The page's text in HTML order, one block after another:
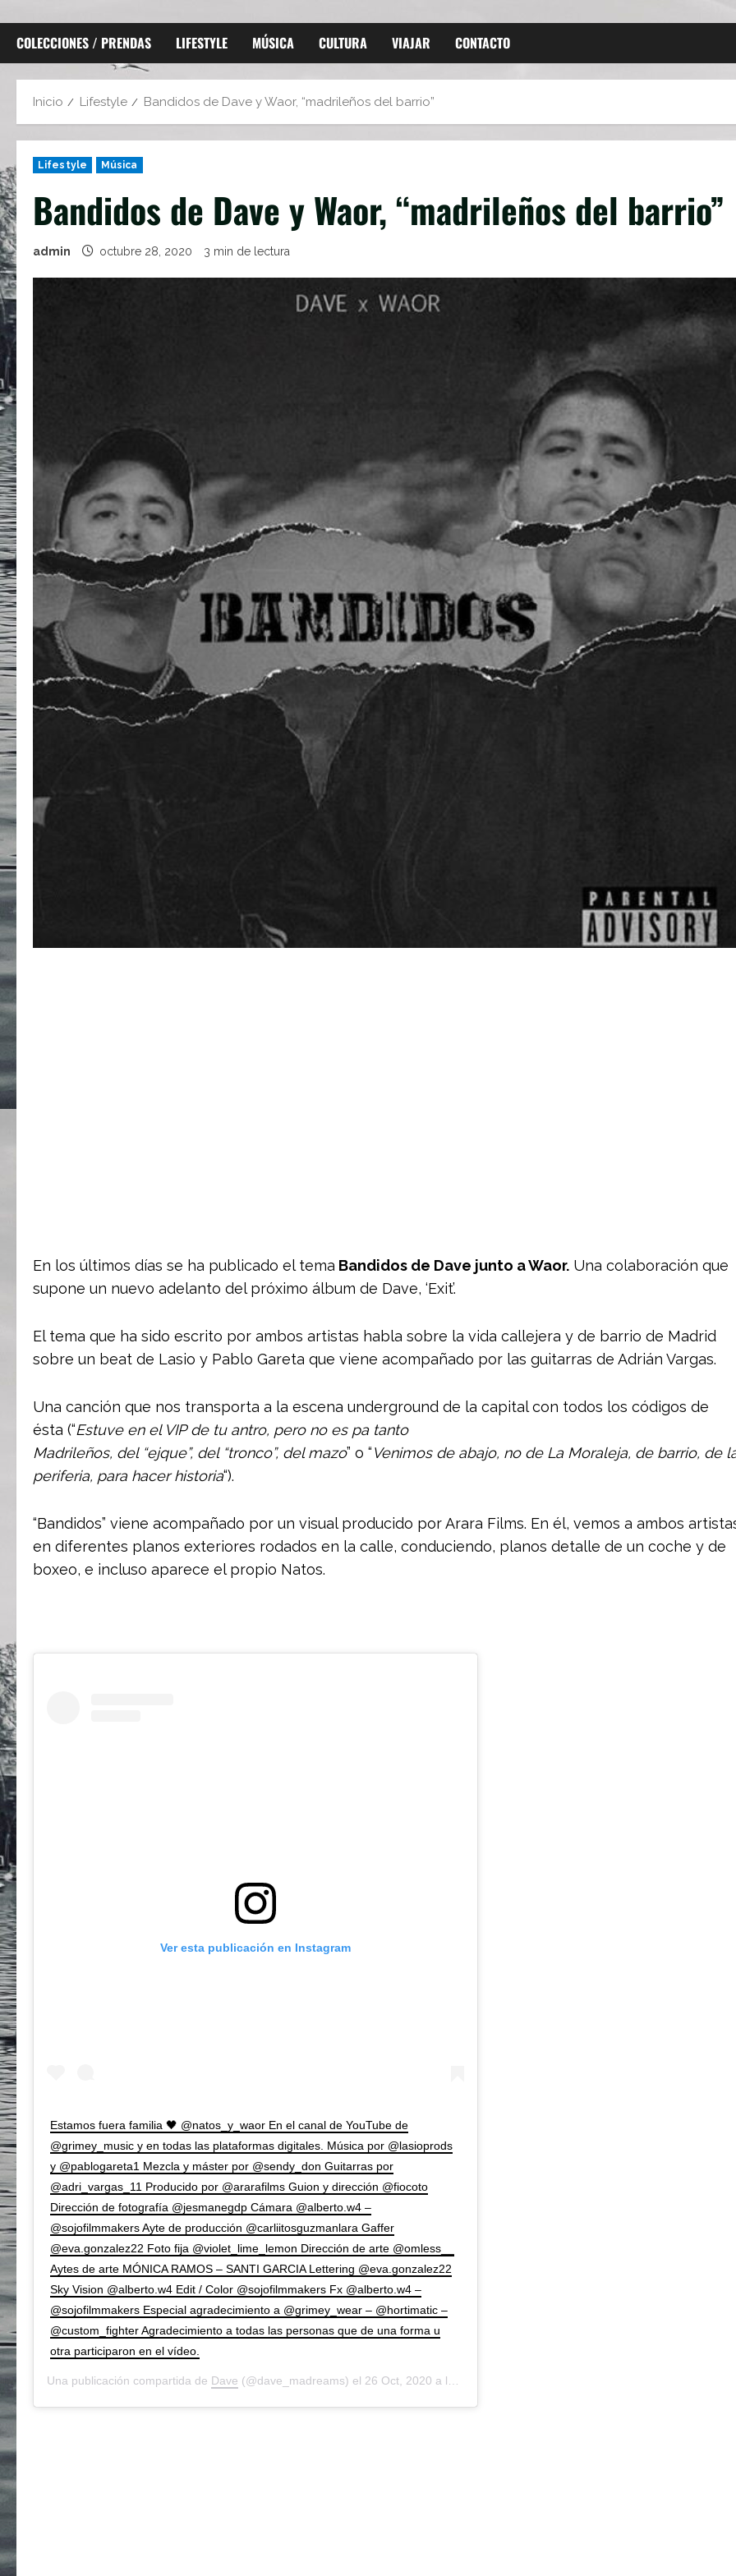
COLECCIONES / PRENDAS LIFESTYLE MÚSICA CULTURA VIAJAR CONTACTO
Inicio Lifestyle Bandidos de Dave y Waor, “madrileños del barrio”
Lifestyle Música
Bandidos de Dave y Waor, “madrileños del barrio”
admin octubre 28, 2020 3 min de lectura
En los últimos días se ha publicado el tema Bandidos de Dave junto a Waor. Una colaboración que
supone un nuevo adelanto del próximo álbum de Dave, ‘Exit’.
El tema que ha sido escrito por ambos artistas habla sobre la vida callejera y de barrio de Madrid
sobre un beat de Lasio y Pablo Gareta que viene acompañado por las guitarras de Adrián Vargas.
Una canción que nos transporta a la escena underground de la capital con todos los códigos de
ésta (“Estuve en el VIP de tu antro, pero no es pa tanto
Madrileños, del “ejque”, del “tronco”, del mazo” o “Venimos de abajo, no de La Moraleja, de barrio, de
periferia, para hacer historia“).
“Bandidos” viene acompañado por un visual producido por Arara Films. En él, vemos a ambos
en diferentes planos exteriores rodados en la calle, conduciendo, planos detalle de un coche y de
boxeo, e incluso aparece el propio Natos.
Ver esta publicación en Instagram
Estamos fuera familia 🖤 @natos_y_waor En el canal de YouTube de
@grimey_music y en todas las plataformas digitales. Música por @lasioprods
y @pablogareta1 Mezcla y máster por @sendy_don Guitarras por
@adri_vargas_11 Producido por @ararafilms Guion y dirección @fiocoto
Dirección de fotografía @jesmanegdp Cámara @alberto.w4 –
@sojofilmmakers Ayte de producción @carliitosguzmanlara Gaffer
@eva.gonzalez22 Foto fija @violet_lime_lemon Dirección de arte @omless__
Aytes de arte MÓNICA RAMOS – SANTI GARCIA Lettering @eva.gonzalez22
Sky Vision @alberto.w4 Edit / Color @sojofilmmakers Fx @alberto.w4 –
@sojofilmmakers Especial agradecimiento a @grimey_wear – @hortimatic –
@custom_fighter Agradecimiento a todas las personas que de una forma u
otra participaron en el vídeo.
Una publicación compartida de Dave (@dave_madreams) el 26 Oct, 2020 a las 4:42 PDT